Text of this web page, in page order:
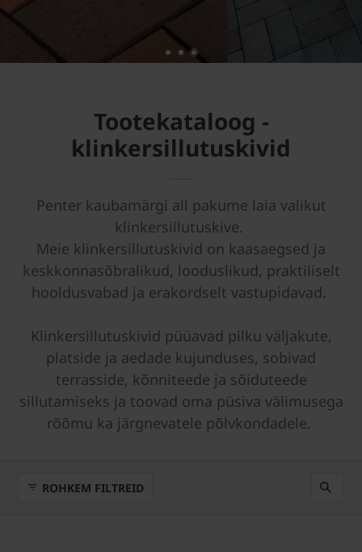
Tootekataloog -
klinkersillutuskivid
Penter kaubamärgi all pakume laia valikut
klinkersillutuskive.
Meie klinkersillutuskivid on kaasaegsed ja
keskkonnasõbralikud, looduslikud, praktiliselt
hooldusvabad ja erakordselt vastupidavad.
Klinkersillutuskivid püüavad pilku väljakute,
platside ja aedade kujunduses, sobivad
terrasside, kõnniteede ja sõiduteede
sillutamiseks ja toovad oma püsiva välimusega
rõõmu ka järgnevatele põlvkondadele.
ROHKEM FILTREID